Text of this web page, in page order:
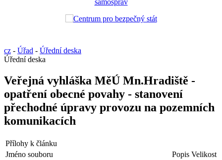
cz - Úřad - Úřední deska
Úřední deska
Veřejná vyhláška MěÚ Mn.Hradiště -
opatření obecné povahy - stanovení
přechodné úpravy provozu na pozemních
komunikacích
Přílohy k článku
Jméno souboru
Popis Velikost